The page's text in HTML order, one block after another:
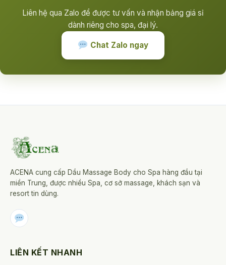
Liên hệ qua Zalo để được tư vấn và nhận bảng giá sỉ
dành riêng cho spa, đại lý.
Chat Zalo ngay
ACENA cung cấp Dầu Massage Body cho Spa hàng đầu tại
miền Trung, được nhiều Spa, cơ sở massage, khách sạn và
resort tin dùng.
LIÊN KẾT NHANH